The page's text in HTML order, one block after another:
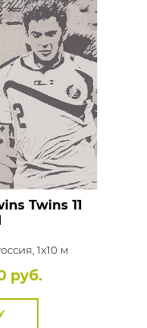
Twins 11
1x10 м
руб.